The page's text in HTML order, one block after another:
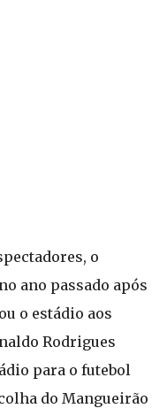
o
ano passado após
o estádio aos
Rodrigues
para o futebol
do Mangueirão